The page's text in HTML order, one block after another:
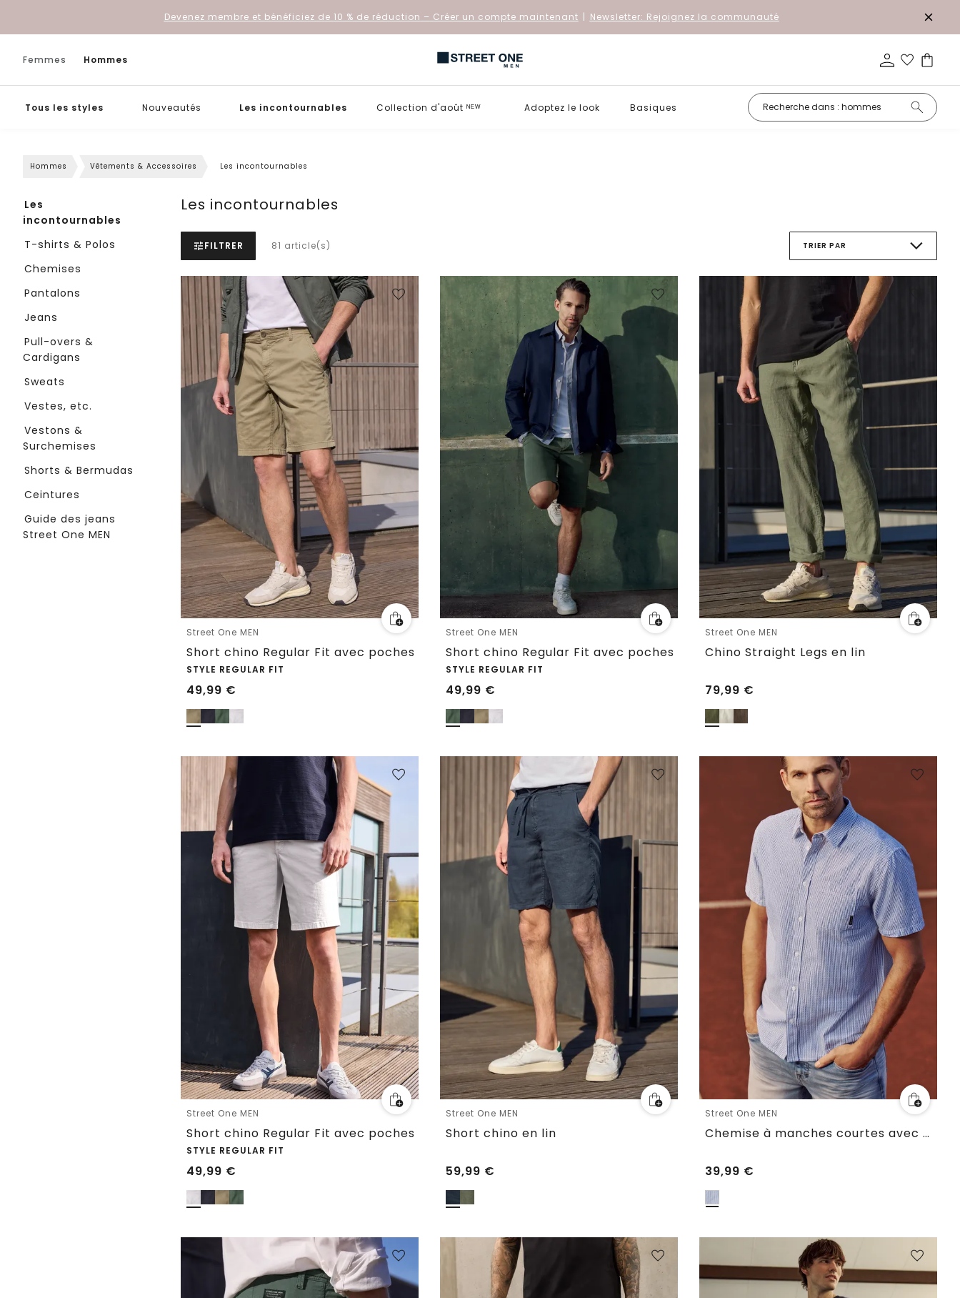
Devenez membre et bénéficiez de 10 % de réduction – Créer un compte maintenant | Newsletter: Rejoignez la communauté
Femmes Hommes
Tous les styles Nouveautés Les incontournables Collection d'août ᴺᴱᵂ Adoptez le look Basiques Petits prix
Hommes Vêtements & Accessoires Les incontournables
Les
incontournables
T-shirts & Polos
Chemises
Pantalons
Jeans
Pull-overs &
Cardigans
Sweats
Vestes, etc.
Vestons &
Surchemises
Shorts & Bermudas
Ceintures
Guide des jeans
Street One MEN
Les incontournables
FILTRER 81 article(s) TRIER PAR
Street One MEN
Short chino Regular Fit avec poches
STYLE REGULAR FIT
49,99 €
Street One MEN
Short chino Regular Fit avec poches
STYLE REGULAR FIT
49,99 €
Street One MEN
Chino Straight Legs en lin
79,99 €
Street One MEN
Short chino Regular Fit avec poches
STYLE REGULAR FIT
49,99 €
Street One MEN
Short chino en lin
59,99 €
Street One MEN
Chemise à manches courtes avec poche poitrine et rayures
39,99 €